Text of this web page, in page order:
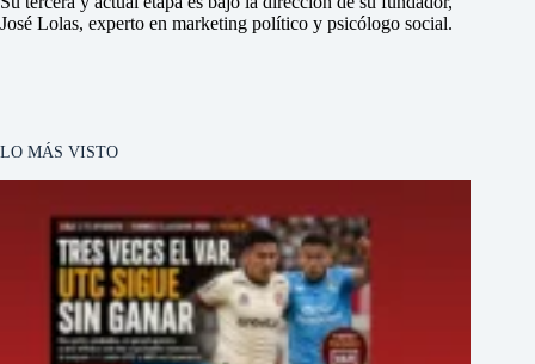
José Lolas, experto en marketing político y psicólogo social.
LO MÁS VISTO